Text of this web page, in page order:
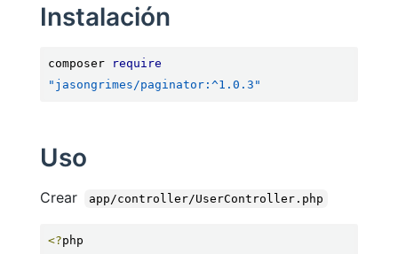
Instalación
composer
require
"jasongrimes/paginator:^1.0.3"
Uso
Crear app/controller/UserController.php
<?